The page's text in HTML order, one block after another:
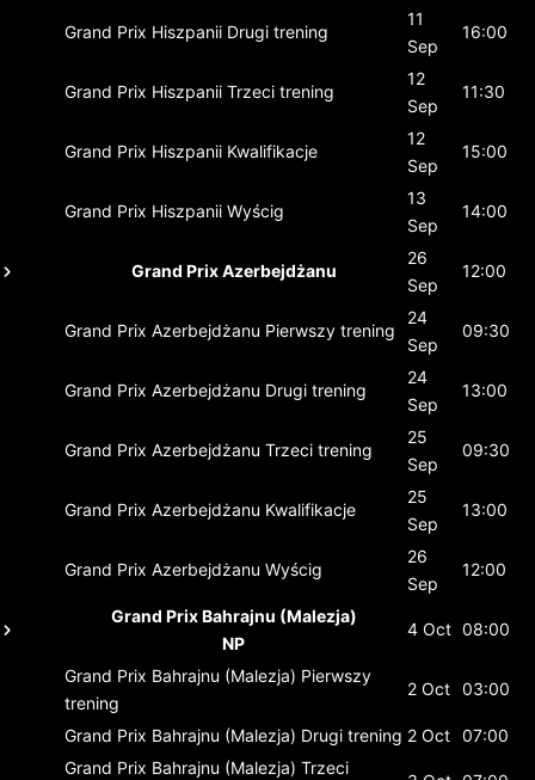
Grand Prix Hiszpanii Drugi trening
11
Sep
16:00
Grand Prix Hiszpanii Trzeci trening
12
Sep
11:30
Grand Prix Hiszpanii Kwalifikacje
12
Sep
15:00
Grand Prix Hiszpanii Wyścig
13
Sep
14:00
Grand Prix Azerbejdżanu
26
Sep
12:00
Grand Prix Azerbejdżanu Pierwszy trening
24
Sep
09:30
Grand Prix Azerbejdżanu Drugi trening
24
Sep
13:00
Grand Prix Azerbejdżanu Trzeci trening
25
Sep
09:30
Grand Prix Azerbejdżanu Kwalifikacje
25
Sep
13:00
Grand Prix Azerbejdżanu Wyścig
26
Sep
12:00
Grand Prix Bahrajnu (Malezja)
NP
4 Oct 08:00
Grand Prix Bahrajnu (Malezja) Pierwszy
trening
2 Oct 03:00
Grand Prix Bahrajnu (Malezja) Drugi trening 2 Oct 07:00
Grand Prix Bahrajnu (Malezja) Trzeci